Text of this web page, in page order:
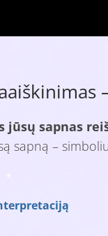
jūsų sapnas
sapną –